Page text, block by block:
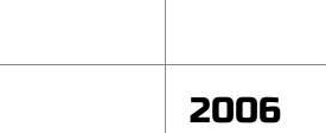
2006